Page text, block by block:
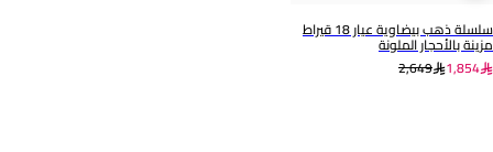
سلسلة ذهب بيضاوية عيار 18 قيراط
مزينة بالأحجار الملونة
2,649 1,854